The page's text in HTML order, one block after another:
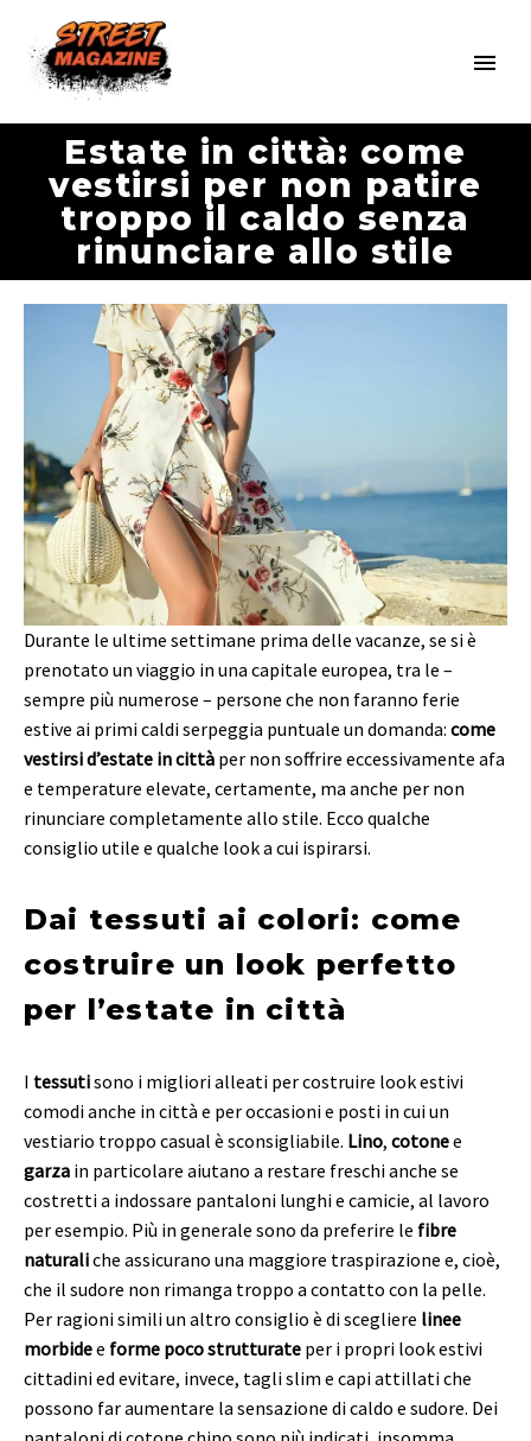
Estate in città: come
vestirsi per non patire
troppo il caldo senza
rinunciare allo stile
Durante le ultime settimane prima delle vacanze, se si è
prenotato un viaggio in una capitale europea, tra le –
sempre più numerose – persone che non faranno ferie
estive ai primi caldi serpeggia puntuale un domanda: come
vestirsi d’estate in città per non soffrire eccessivamente afa
e temperature elevate, certamente, ma anche per non
rinunciare completamente allo stile. Ecco qualche
consiglio utile e qualche look a cui ispirarsi.
Dai tessuti ai colori: come
costruire un look perfetto
per l’estate in città
I tessutisono i migliori alleati per costruire look estivi
comodi anche in città e per occasioni e posti in cui un
vestiario troppo casual è sconsigliabile. Lino, cotonee
garza in particolare aiutano a restare freschi anche se
costretti a indossare pantaloni lunghi e camicie, al lavoro
per esempio. Più in generale sono da preferire le fibre
naturaliche assicurano una maggiore traspirazione e, cioè,
che il sudore non rimanga troppo a contatto con la pelle.
Per ragioni simili un altro consiglio è di scegliere linee
morbidee forme poco strutturate per i propri look estivi
cittadini ed evitare, invece, tagli slim e capi attillati che
possono far aumentare la sensazione di caldo e sudore. Dei